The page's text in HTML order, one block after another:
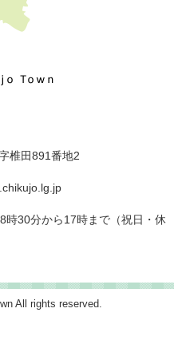
椎田891番地2
時30分から17時まで（祝日・休
All rights reserved.